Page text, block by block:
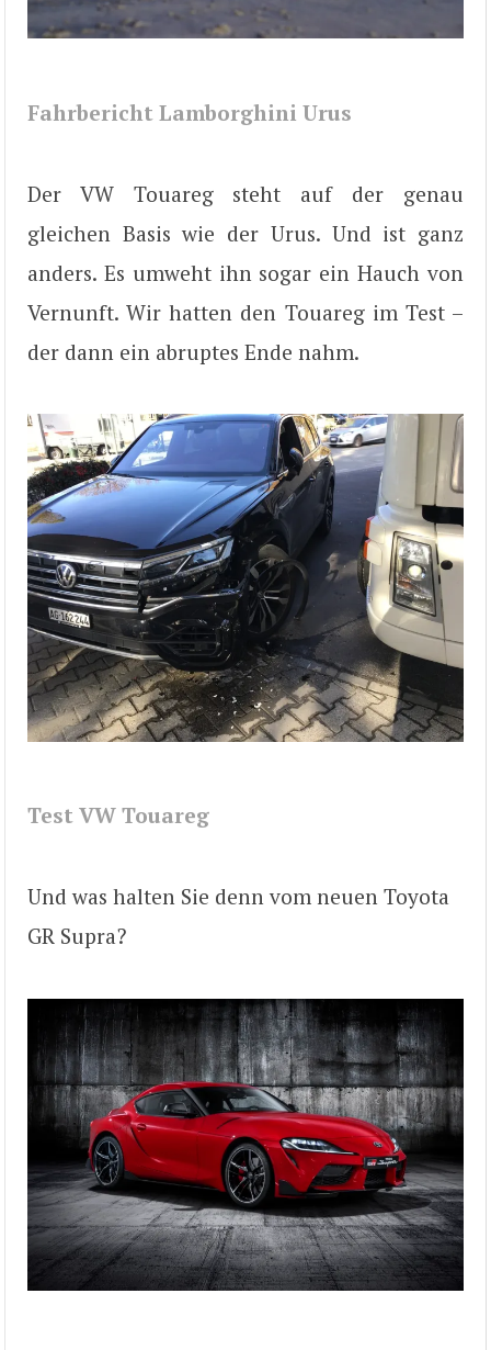
Fahrbericht Lamborghini Urus
Der VW Touareg steht auf der genau
gleichen Basis wie der Urus. Und ist ganz
anders. Es umweht ihn sogar ein Hauch von
Vernunft. Wir hatten den Touareg im Test –
der dann ein abruptes Ende nahm.
Test VW Touareg
Und was halten Sie denn vom neuen Toyota
GR Supra?